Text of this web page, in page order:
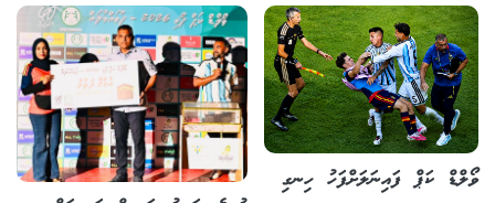
ވޯލްޑް ކަޕް ފައިނަލަށްފަހު ހިނގި